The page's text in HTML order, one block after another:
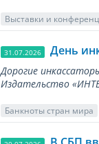
Выставки и
31.07.2026 День
Дорогие
Издательство
Банкноты стран мира